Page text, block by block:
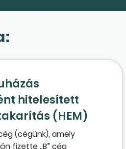
hitelesített
(HEM)
(cégünk), amely
fizette „B” cég